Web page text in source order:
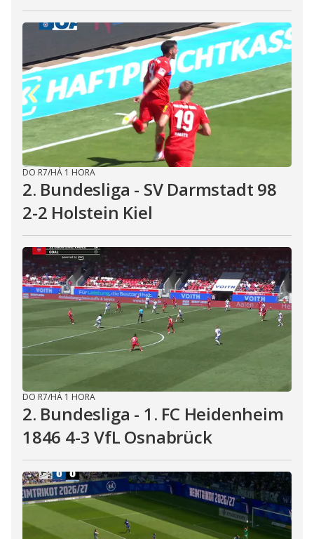
DO R7/HÁ 1 HORA
2. Bundesliga - SV Darmstadt 98
2-2 Holstein Kiel
DO R7/HÁ 1 HORA
2. Bundesliga - 1. FC Heidenheim
1846 4-3 VfL Osnabrück